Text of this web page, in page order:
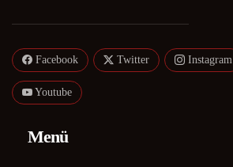
Facebook Twitter Instagram
Youtube
Menü